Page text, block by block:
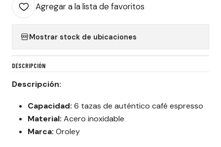
Agregar a la lista de favoritos
Mostrar stock de ubicaciones
DESCRIPCIÓN
Descripción:
Capacidad: 6 tazas de auténtico café espresso
Material: Acero inoxidable
Marca: Oroley